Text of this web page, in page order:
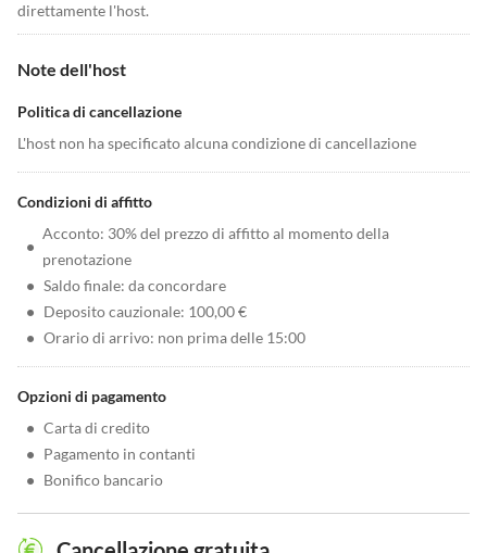
direttamente l'host.
Note dell'host
Politica di cancellazione
L'host non ha specificato alcuna condizione di cancellazione
Condizioni di affitto
•
Acconto: 30% del prezzo di affitto al momento della
prenotazione
• Saldo finale: da concordare
• Deposito cauzionale: 100,00 €
• Orario di arrivo: non prima delle 15:00
Opzioni di pagamento
• Carta di credito
• Pagamento in contanti
• Bonifico bancario